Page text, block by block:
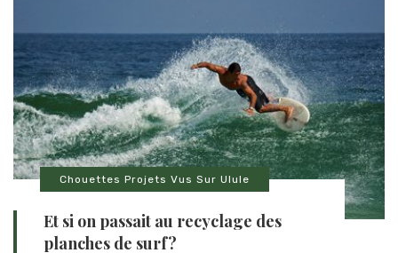
Chouettes Projets Vus Sur Ulule
Et si on passait au recyclage des
planches de surf?